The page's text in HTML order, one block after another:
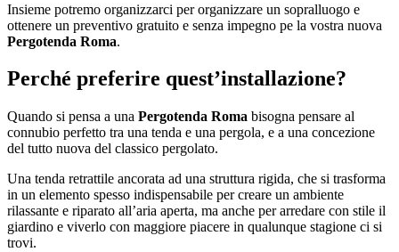
Insieme potremo organizzarci per organizzare un sopralluogo e
ottenere un preventivo gratuito e senza impegno pe la vostra nuova
Pergotenda Roma.
Perché preferire quest’installazione?
Quando si pensa a una Pergotenda Roma bisogna pensare al
connubio perfetto tra una tenda e una pergola, e a una concezione
del tutto nuova del classico pergolato.
Una tenda retrattile ancorata ad una struttura rigida, che si trasforma
in un elemento spesso indispensabile per creare un ambiente
rilassante e riparato all’aria aperta, ma anche per arredare con stile il
giardino e viverlo con maggiore piacere in qualunque stagione ci si
trovi.